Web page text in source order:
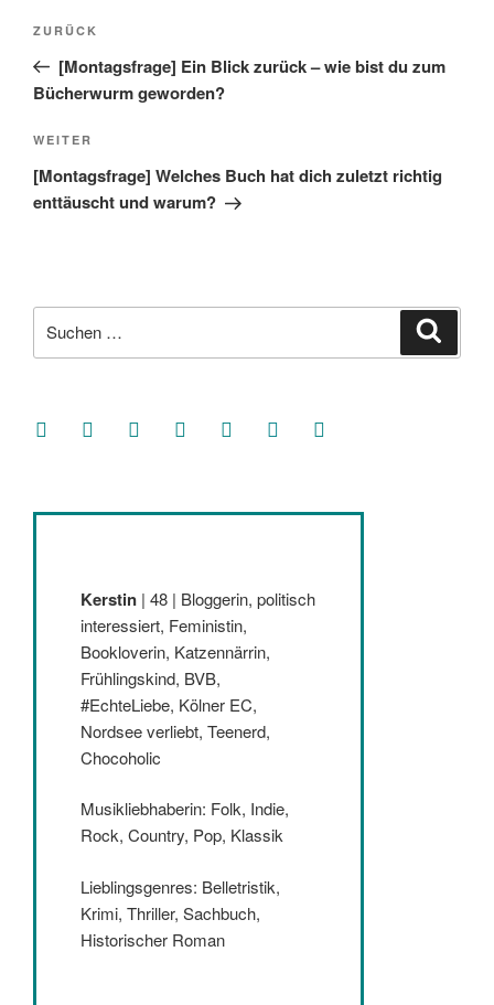
Beitragsnavigation
Vorheriger
Beitrag
ZURÜCK
[Montagsfrage] Ein Blick zurück – wie bist du zum
Bücherwurm geworden?
Nächster
Beitrag
WEITER
[Montagsfrage] Welches Buch hat dich zuletzt richtig
enttäuscht und warum?
nach:
facebooksoundcloud
twitter mastodoninstagramthreads goodreads
Kerstin | 48 | Bloggerin, politisch
interessiert, Feministin,
Bookloverin, Katzennärrin,
Frühlingskind, BVB,
#EchteLiebe, Kölner EC,
Nordsee verliebt, Teenerd,
Chocoholic
Musikliebhaberin: Folk, Indie,
Rock, Country, Pop, Klassik
Lieblingsgenres: Belletristik,
Krimi, Thriller, Sachbuch,
Historischer Roman